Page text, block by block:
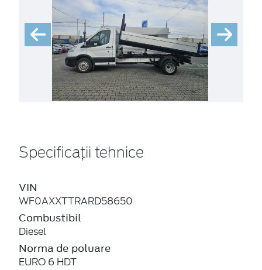
Specificații tehnice
VIN
WF0AXXTTRARD58650
Combustibil
Diesel
Norma de poluare
EURO 6 HDT